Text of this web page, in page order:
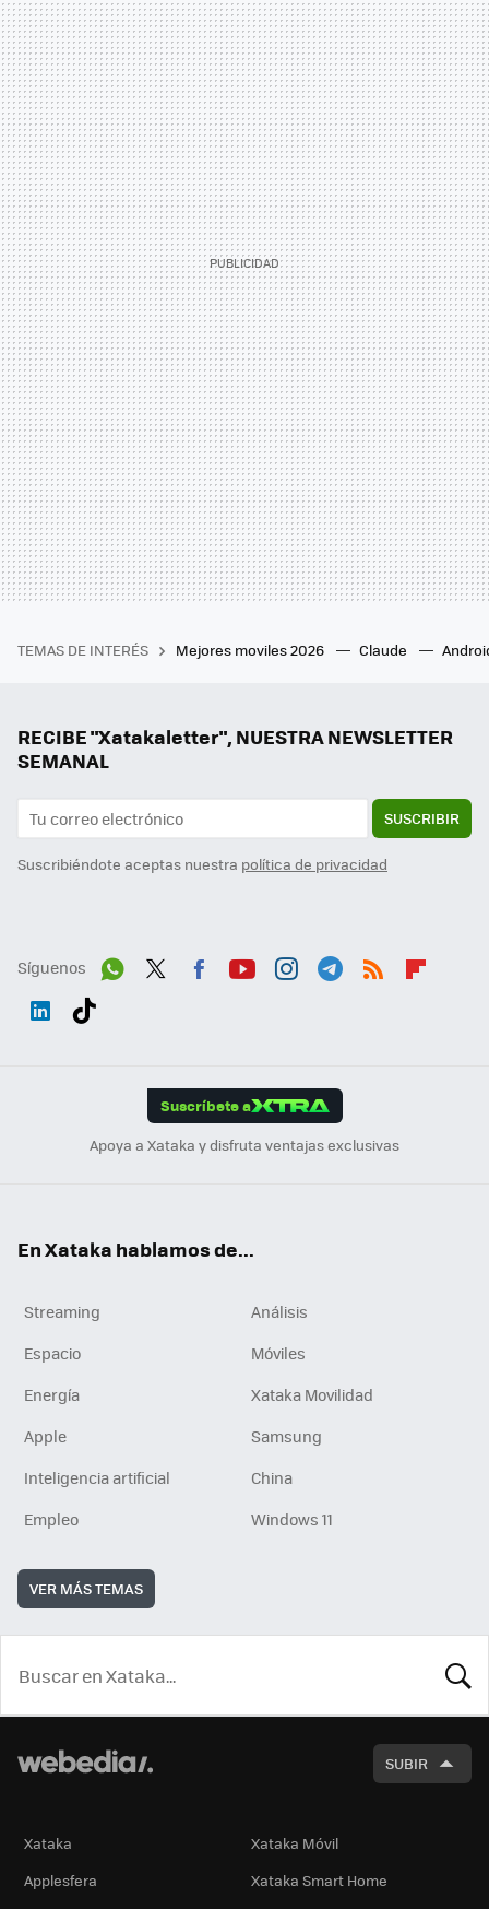
TEMAS DE INTERÉS Mejores moviles 2026 Claude
RECIBE "Xatakaletter", NUESTRA NEWSLETTER
SEMANAL
SUSCRIBIR
Suscribiéndote aceptas nuestra política de privacidad
Síguenos
Suscríbete a
Apoya a Xataka y disfruta ventajas exclusivas
En Xataka hablamos de...
Streaming
Análisis
Espacio
Móviles
Energía
Xataka Movilidad
Apple
Samsung
Inteligencia artificial
China
Empleo
Windows 11
VER MÁS TEMAS
SUBIR
Xataka
Xataka Móvil
Applesfera
Xataka Smart Home